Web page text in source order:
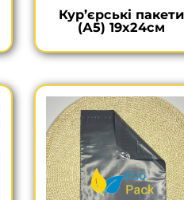
Кур’єрські пакети
(А5) 19х24см